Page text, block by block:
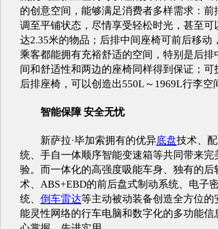
的创意空间，能够满足消费者多样需求：前
调至平铺状态，尽情享受轻松时光，甚至可
达2.35米的物品；后排中间座椅可前后移动
乘客都能拥有充裕舒适的空间，特别是后排
间和舒适性和两边的座椅同样得到保证；可
后排座椅，可以创造出550L～1969L行李空
智能保障 安全无忧
新萨拉·毕加索拥有的优异底盘技术、
统、手自一体顺序智能变速箱等共同带来完
验。而一体化的高强度吸能车身、独有的后
术、ABS+EBD的前后盘式制动系统、电子
统、 倒车雷达等主动被动装备创造全方位的
能灵性网络的行车电脑和数字化的多功能信